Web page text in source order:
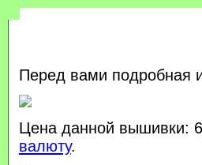
Перед вами
Цена данной вышивки:
валюту.